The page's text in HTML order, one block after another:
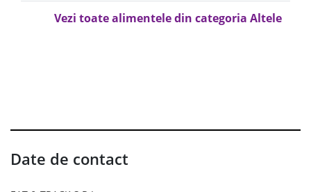
Vezi toate alimentele din categoria Altele
Date de contact